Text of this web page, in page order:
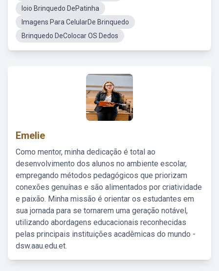
Ioio Brinquedo DePatinha
Imagens Para CelularDe Brinquedo
Brinquedo DeColocar OS Dedos
Emelie
Como mentor, minha dedicação é total ao
desenvolvimento dos alunos no ambiente escolar,
empregando métodos pedagógicos que priorizam
conexões genuínas e são alimentados por criatividade
e paixão. Minha missão é orientar os estudantes em
sua jornada para se tornarem uma geração notável,
utilizando abordagens educacionais reconhecidas
pelas principais instituições acadêmicas do mundo -
dsw.aau.edu.et.